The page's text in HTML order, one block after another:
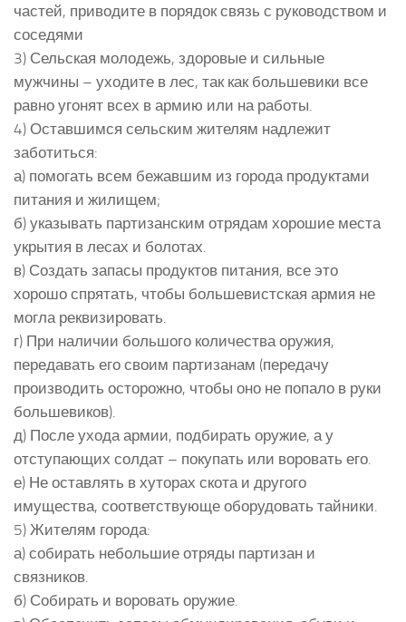
частей, приводите в порядок связь с руководством и
соседями
3) Сельская молодежь, здоровые и сильные
мужчины – уходите в лес, так как большевики все
равно угонят всех в армию или на работы.
4) Оставшимся сельским жителям надлежит
заботиться:
а) помогать всем бежавшим из города продуктами
питания и жилищем;
б) указывать партизанским отрядам хорошие места
укрытия в лесах и болотах.
в) Создать запасы продуктов питания, все это
хорошо спрятать, чтобы большевистская армия не
могла реквизировать.
г) При наличии большого количества оружия,
передавать его своим партизанам (передачу
производить осторожно, чтобы оно не попало в руки
большевиков).
д) После ухода армии, подбирать оружие, а у
отступающих солдат – покупать или воровать его.
е) Не оставлять в хуторах скота и другого
имущества, соответствующе оборудовать тайники.
5) Жителям города:
а) собирать небольшие отряды партизан и
связников.
б) Собирать и воровать оружие.